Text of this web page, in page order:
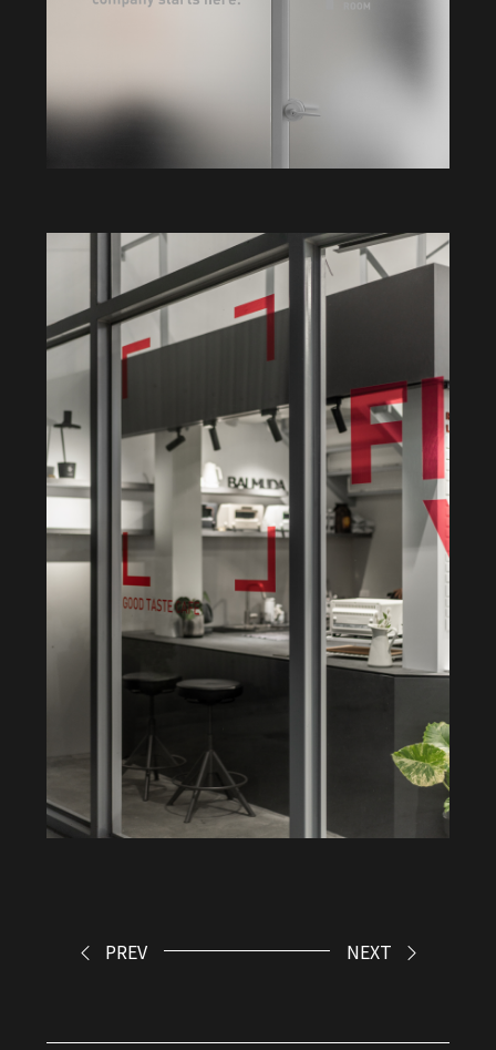
PREV NEXT